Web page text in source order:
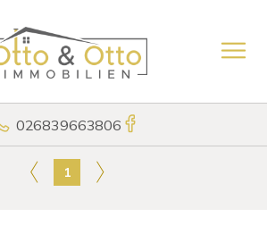
026839663806
1